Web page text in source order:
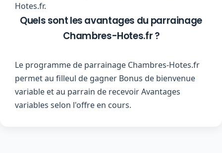
Hotes.fr.
Quels sont les avantages du parrainage
Chambres-Hotes.fr ?
Le programme de parrainage Chambres-Hotes.fr
permet au filleul de gagner Bonus de bienvenue
variable et au parrain de recevoir Avantages
variables selon l'offre en cours.